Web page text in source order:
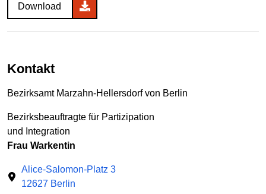
Download
Kontakt
Bezirksamt Marzahn-Hellersdorf von Berlin
Bezirksbeauftragte für Partizipation
und Integration
Frau Warkentin
Alice-Salomon-Platz 3
12627 Berlin